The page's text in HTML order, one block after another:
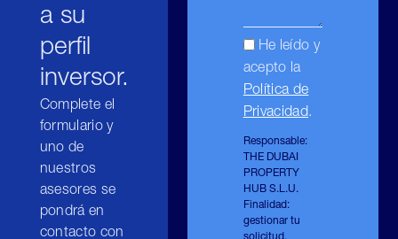
a su
perfil
inversor.
Complete el
formulario y
uno de
nuestros
asesores se
pondrá en
contacto con
He leído y
acepto la
Política de
Privacidad.
Responsable:
THE DUBAI
PROPERTY
HUB S.L.U.
Finalidad:
gestionar tu